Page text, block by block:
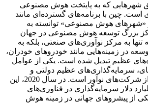
شهرهایی که به پایتخت هوش مصنوعی
است. چین با برنامه‌های گسترده‌ای مانند
چین 2025» و «شهرهای هوش مصنوعی» توانسته به
بزرگ توسعه هوش مصنوعی در جهان
تنها به مرکز نوآوری‌های صنعتی، بلکه به
در زمینه‌هایی مانند خودروهای خودران،
عظیم تبدیل شده است. یکی از عوامل
سرمایه‌گذاری‌های عظیم دولتی و
حمایت‌های ساختاری از شرکت‌های نوآور است. در سال 2020، این
با بیش از 120 میلیارد دلار سرمایه‌گذاری در فناوری‌های
از پیشروهای جهانی در زمینه هوش